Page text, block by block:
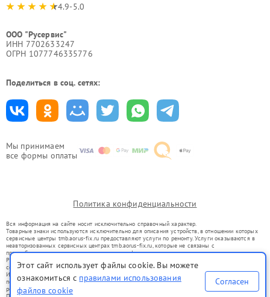
Мы принимаем
все формы оплаты
4.9-5.0
ООО "Русервис"
ИНН 7702633247
ОГРН 1077746335776
Поделиться в соц. сетях:
Политика конфиденциальности
Вся информация на сайте носит исключительно справочный характер.
Товарные знаки используются исключительно для описания устройств, в отношении которых
сервисные центры tmb.aorus-fix.ru предоставляют услуги по ремонту. Услуги оказываются в
неавторизованных сервисных центрах tmb.aorus-fix.ru, которые не связаны с
правообладателями товарных знаков или их официальными представителями.
Ремонт осуществляется для устройств, уже введенных в гражданский оборот в соответствии
со статьей 1487 ГК РФ.
Использование товарных знаков не преследует цели индивидуализации услуг или введения
потребителей в заблуждение, а служит для информирования о предоставляемых услугах по
ремонту техники указанных брендов.
Этот сайт использует файлы cookie. Вы можете
ознакомиться с правилами использования
файлов cookie
Согласен